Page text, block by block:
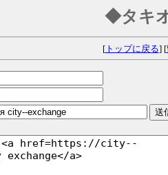
◆タキ
[トップに戻る] [